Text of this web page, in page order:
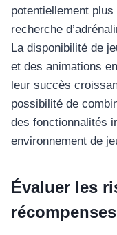
potentiellement
recherche
La disponibilité de
et des animations
leur succès
possibilité de
des fonctionnalités
environnement de
Évaluer les
récompenses